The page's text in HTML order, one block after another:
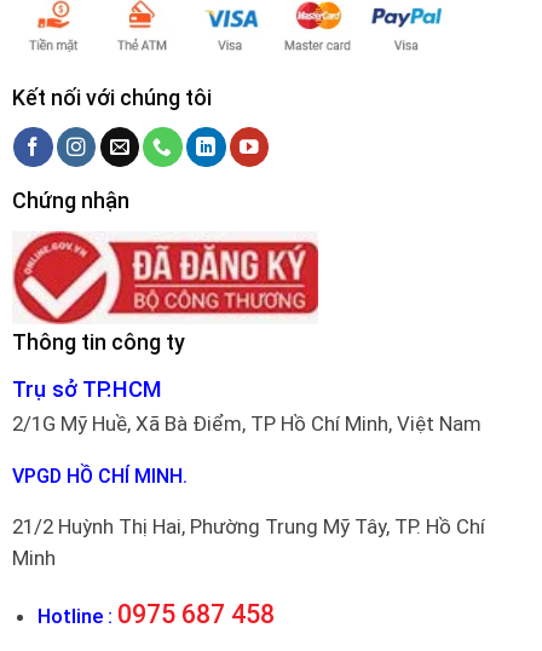
Kết nối với chúng tôi
Chứng nhận
Thông tin công ty
Trụ sở TP.HCM
2/1G Mỹ Huề, Xã Bà Điểm, TP Hồ Chí Minh, Việt Nam
VPGD HỒ CHÍ MINH.
21/2 Huỳnh Thị Hai, Phường Trung Mỹ Tây, TP. Hồ Chí
Minh
Hotline : 0975 687 458